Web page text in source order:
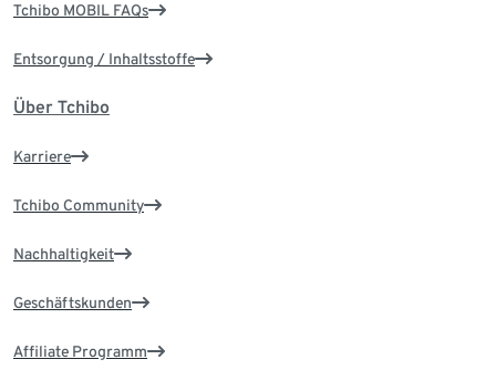
Tchibo MOBIL FAQs
Entsorgung / Inhaltsstoffe
Über Tchibo
Karriere
Tchibo Community
Nachhaltigkeit
Geschäftskunden
Affiliate Programm